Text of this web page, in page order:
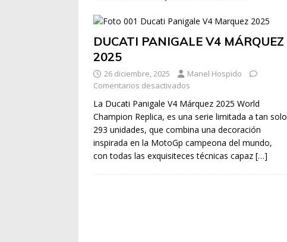
DUCATI PANIGALE V4 MÁRQUEZ
2025
26 diciembre, 2025
Manel Hospido
Comentarios desactivados
La Ducati Panigale V4 Márquez 2025 World
Champion Replica, es una serie limitada a tan solo
293 unidades, que combina una decoración
inspirada en la MotoGp campeona del mundo,
con todas las exquisiteces técnicas capaz […]